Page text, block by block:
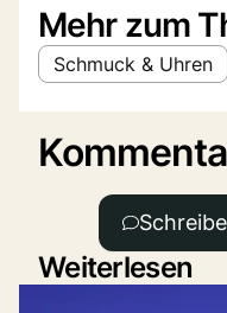
Mehr zum
Schmuck & Uhren
Weiterlesen